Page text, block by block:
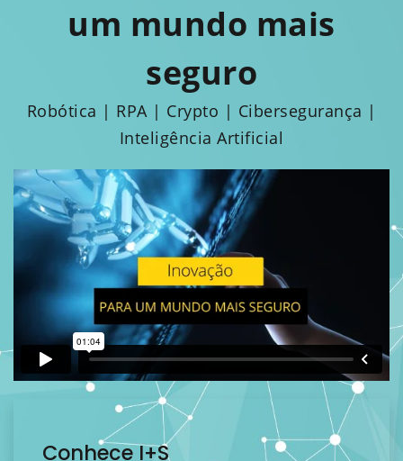
um mundo mais
seguro
Robótica | RPA | Crypto | Cibersegurança |
Inteligência Artificial
Conhece I+S